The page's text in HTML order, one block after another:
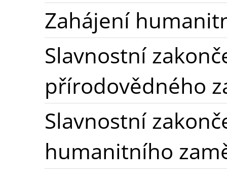
Zahájení
Slavnostní
přírodovědného
Slavnostní
humanitního